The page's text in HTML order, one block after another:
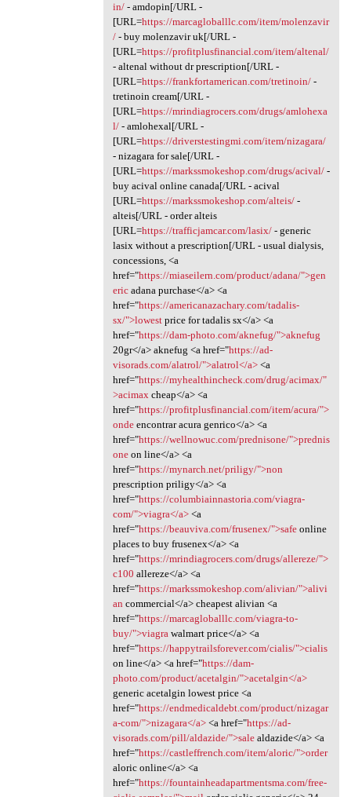
in/- amdopin[/URL -
[URL=https://marcagloballlc.com/item/molenzavir
/- buy molenzavir uk[/URL -
[URL=https://profitplusfinancial.com/item/altenal/
- altenal without dr prescription[/URL -
[URL=https://frankfortamerican.com/tretinoin/-
tretinoin cream[/URL -
[URL=https://mrindiagrocers.com/drugs/amlohexa
l/- amlohexal[/URL -
[URL=https://driverstestingmi.com/item/nizagara/
- nizagara for sale[/URL -
[URL=https://markssmokeshop.com/drugs/acival/-
buy acival online canada[/URL - acival
[URL=https://markssmokeshop.com/alteis/-
alteis[/URL - order alteis
[URL=https://trafficjamcar.com/lasix/- generic
lasix without a prescription[/URL - usual dialysis,
concessions, <a
href="https://miaseilern.com/product/adana/">gen
ericadana purchase</a> <a
href="https://americanazachary.com/tadalis-
sx/">lowestprice for tadalis sx</a> <a
href="https://dam-photo.com/aknefug/">aknefug
20gr</a> aknefug <a href="https://ad-
visorads.com/alatrol/">alatrol</a><a
href="https://myhealthincheck.com/drug/acimax/"
>acimaxcheap</a> <a
href="https://profitplusfinancial.com/item/acura/">
ondeencontrar acura genrico</a> <a
href="https://wellnowuc.com/prednisone/">prednis
oneon line</a> <a
href="https://mynarch.net/priligy/">non
prescription priligy</a> <a
href="https://columbiainnastoria.com/viagra-
com/">viagra</a><a
href="https://beauviva.com/frusenex/">safeonline
places to buy frusenex</a> <a
href="https://mrindiagrocers.com/drugs/allereze/">
c100 allereze</a> <a
href="https://markssmokeshop.com/alivian/">alivi
an commercial</a> cheapest alivian <a
href="https://marcagloballlc.com/viagra-to-
buy/">viagrawalmart price</a> <a
href="https://happytrailsforever.com/cialis/">cialis
on line</a> <a href="https://dam-
photo.com/product/acetalgin/">acetalgin</a>
generic acetalgin lowest price <a
href="https://endmedicaldebt.com/product/nizagar
a-com/">nizagara</a><a href="https://ad-
visorads.com/pill/aldazide/">salealdazide</a> <a
href="https://castleffrench.com/item/aloric/">order
aloric online</a> <a
href="https://fountainheadapartmentsma.com/free-